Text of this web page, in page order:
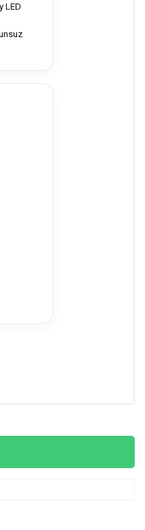
LED